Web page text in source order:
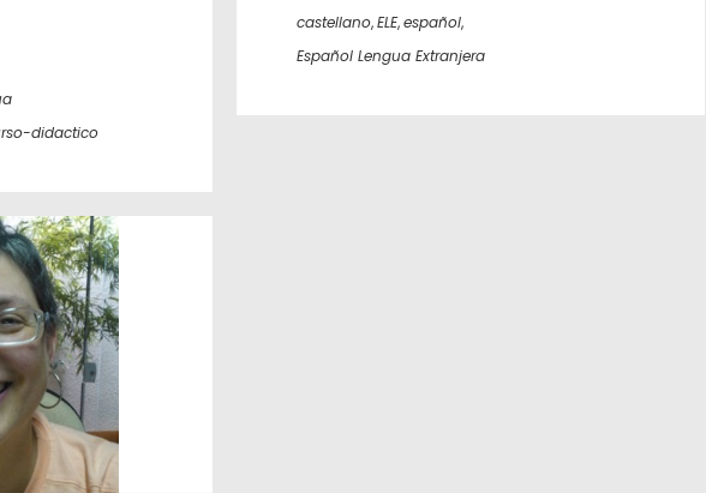
didactico
castellano,ELE,español,
Español Lengua Extranjera